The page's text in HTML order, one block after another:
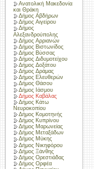
Ανατολική Μακεδονία
και Θράκη
Δήμος Αβδήρων
Δήμος Αιγείρου
Δήμος
Αλεξανδρούπολης
Δήμος Αρριανών
Δήμος Βιστωνίδος
Δήμος Βύσσας
Δήμος Διδυμοτείχου
Δήμος Δοξάτου
Δήμος Δράμας
Δήμος Ελευθερών
Δήμος Θάσου
Δήμος Ιάσμου
Δήμος Καβάλας
Δήμος Κάτω
Νευροκοπίου
Δήμος Κομοτηνής
Δήμος Κυπρίνου
Δήμος Μαρωνείας
Δήμος Μεταξάδων
Δήμος Μύκης
Δήμος Νικηφόρου
Δήμος Ξάνθης
Δήμος Ορεστιάδας
Δήμος Ορφέα